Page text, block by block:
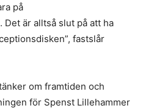
på
är alltså slut på att ha
fastslår
om framtiden och
för Spenst Lillehammer